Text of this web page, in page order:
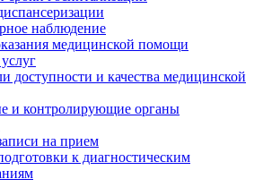
наблюдение
медицинской помощи
доступности и качества медицинской
и контролирующие органы
на прием
к диагностическим